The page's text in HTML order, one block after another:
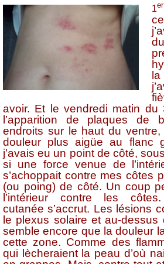
1er
avoir. Et le vendredi matin du
l’apparition de plaques de
endroits sur le haut du
douleur plus aigüe au flanc
j’avais eu un point de côté,
si une force venue de
s’achoppait contre mes côtes
(ou poing) de côté. Un coup
l’intérieur contre les côtes.
cutanée s’accrut. Les lésions
le plexus solaire et au-
semble encore que la douleur
cette zone. Comme des
qui lècheraient la peau d’où